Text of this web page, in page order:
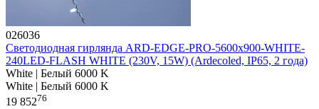
026036
Светодиодная гирлянда ARD-EDGE-PRO-5600x900-WHITE-
240LED-FLASH WHITE (230V, 15W) (Ardecoled, IP65, 2 года)
White | Белый 6000 K
White | Белый 6000 K
19 85276